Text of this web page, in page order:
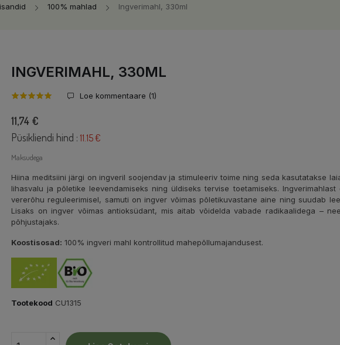
100% mahlad Ingverimahl, 330ml
INGVERIMAHL, 330ML
Loe kommentaare (1)
11,74 €
Püsikliendi hind : 11.15 €
Maksudega
Hiina meditsiini järgi on ingveril soojendav ja stimuleeriv toime ning seda kasutatakse
lihasvalu ja põletike leevendamiseks ning üldiseks tervise toetamiseks.
vererõhu reguleerimisel, samuti on ingver võimas põletikuvastane aine ning suudab
Lisaks on ingver võimas antioksüdant, mis aitab võidelda vabade radikaalidega –
põhjustajaks.
Koostisosad: 100% ingveri mahl kontrollitud mahepõllumajandusest.
Tootekood CU1315